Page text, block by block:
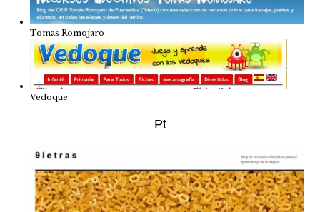
Tomas Romojaro
Vedoque
Pt